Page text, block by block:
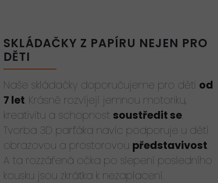
SKLÁDAČKY Z PAPÍRU NEJEN PRO
DĚTI
Naše skládačky doporučujeme pro děti od
7 let. Krásně rozvíjejí jemnou motoriku,
kreativitu a schopnost soustředit se.
Tvorba 3D parťáka navíc podporuje u dětí
obrazovou a prostorovou představivost.
A ta rozzářená očka po slepení posledního
kousku jsou zkrátka k nezaplacení.